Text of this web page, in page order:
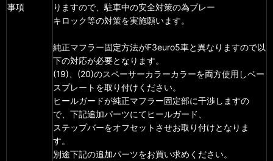
事項
りますので、駐車中の安全対策の為ブレー
キロック等の対策を実施願います。
純正マフラー固定方法がF3euro5車と異なりますので以
下の対応が必要となります。
(19)、(20)のスペーサーカラーカラーを両方使用しベー
スプレートを取り付けください。
ヒールガードが純正マフラー固定部に干渉しますの
で、下記追加パーツにてヒールガード、
ステップバーをオフセットさせお取り付けとなりま
す。
別途下記の追加パーツをお買い求めください。